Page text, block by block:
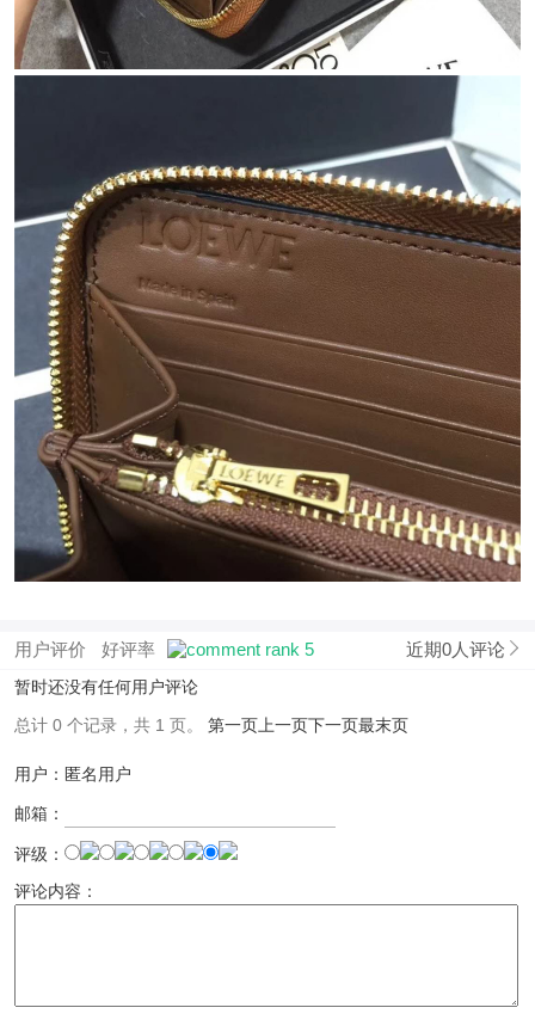
用户评价 好评率 近期0人评论
暂时还没有任何用户评论
总计 0 个记录，共 1 页。 第一页 上一页下一页最末页
用户：匿名用户
邮箱：
评级：
评论内容：